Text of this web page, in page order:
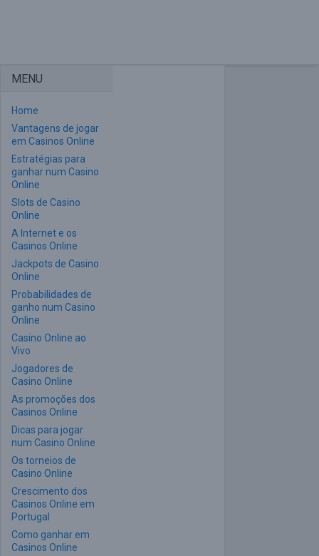
MENU
Home
Vantagens de jogar
em Casinos Online
Estratégias para
ganhar num Casino
Online
Slots de Casino
Online
A Internet e os
Casinos Online
Jackpots de Casino
Online
Probabilidades de
ganho num Casino
Online
Casino Online ao
Vivo
Jogadores de
Casino Online
As promoções dos
Casinos Online
Dicas para jogar
num Casino Online
Os torneios de
Casino Online
Crescimento dos
Casinos Online em
Portugal
Como ganhar em
Casinos Online